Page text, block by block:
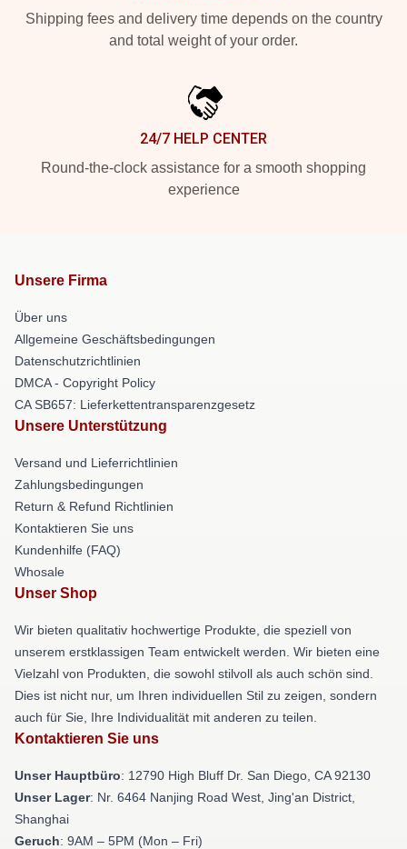
Shipping fees and delivery time depends on the country
and total weight of your order.
24/7 HELP CENTER
Round-the-clock assistance for a smooth shopping
experience
Unsere Firma
Über uns
Allgemeine Geschäftsbedingungen
Datenschutzrichtlinien
DMCA - Copyright Policy
CA SB657: Lieferkettentransparenzgesetz
Unsere Unterstützung
Versand und Lieferrichtlinien
Zahlungsbedingungen
Return & Refund Richtlinien
Kontaktieren Sie uns
Kundenhilfe (FAQ)
Whosale
Unser Shop
Wir bieten qualitativ hochwertige Produkte, die speziell von
unserem erstklassigen Team entwickelt werden. Wir bieten eine
Vielzahl von Produkten, die sowohl stilvoll als auch schön sind.
Dies ist nicht nur, um Ihren individuellen Stil zu zeigen, sondern
auch für Sie, Ihre Individualität mit anderen zu teilen.
Kontaktieren Sie uns
Unser Hauptbüro: 12790 High Bluff Dr. San Diego, CA 92130
Unser Lager: Nr. 6464 Nanjing Road West, Jing'an District,
Shanghai
Geruch: 9AM – 5PM (Mon – Fri)